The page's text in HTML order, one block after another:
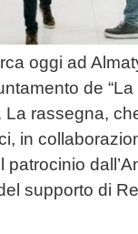
oggi ad
de
La rassegna,
in
supporto di